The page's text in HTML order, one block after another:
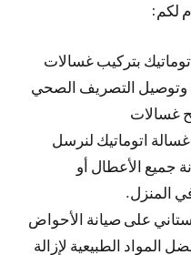
لكم:
بتركيب غسالات
وتوصيل التصريف الصحي
غسالات
اتوماتيك لنرسل
جميع الأعطال أو
المنزل.
على صيانة الأحواض
المواد الطبيعية لإزالة